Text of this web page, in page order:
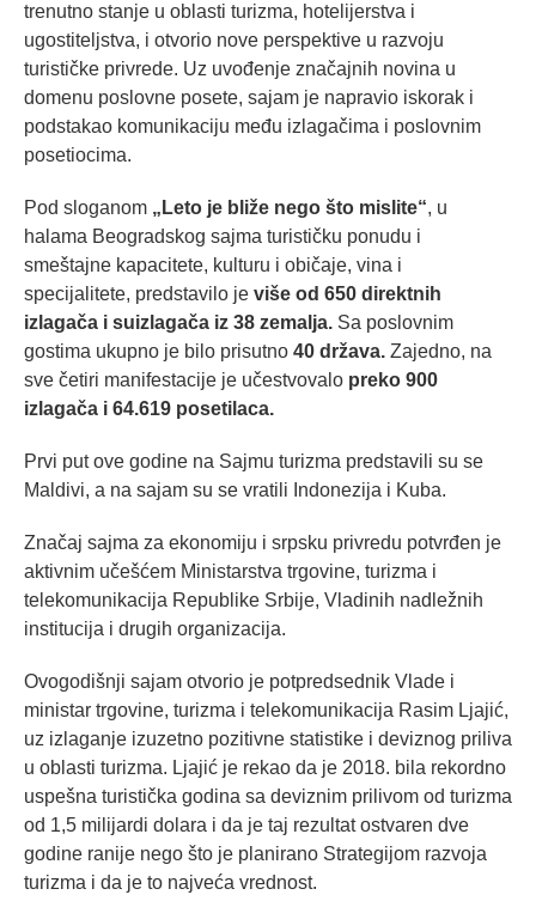
trenutno stanje u oblasti turizma, hotelijerstva i
ugostiteljstva, i otvorio nove perspektive u razvoju
turističke privrede. Uz uvođenje značajnih novina u
domenu poslovne posete, sajam je napravio iskorak i
podstakao komunikaciju među izlagačima i poslovnim
posetiocima.
Pod sloganom „Leto je bliže nego što mislite“, u
halama Beogradskog sajma turističku ponudu i
smeštajne kapacitete, kulturu i običaje, vina i
specijalitete, predstavilo je više od 650 direktnih
izlagača i suizlagača iz 38 zemalja. Sa poslovnim
gostima ukupno je bilo prisutno 40 država. Zajedno, na
sve četiri manifestacije je učestvovalo preko 900
izlagača i 64.619 posetilaca.
Prvi put ove godine na Sajmu turizma predstavili su se
Maldivi, a na sajam su se vratili Indonezija i Kuba.
Značaj sajma za ekonomiju i srpsku privredu potvrđen je
aktivnim učešćem Ministarstva trgovine, turizma i
telekomunikacija Republike Srbije, Vladinih nadležnih
institucija i drugih organizacija.
Ovogodišnji sajam otvorio je potpredsednik Vlade i
ministar trgovine, turizma i telekomunikacija Rasim Ljajić,
uz izlaganje izuzetno pozitivne statistike i deviznog priliva
u oblasti turizma. Ljajić je rekao da je 2018. bila rekordno
uspešna turistička godina sa deviznim prilivom od turizma
od 1,5 milijardi dolara i da je taj rezultat ostvaren dve
godine ranije nego što je planirano Strategijom razvoja
turizma i da je to najveća vrednost.